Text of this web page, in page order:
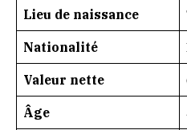
Lieu de naissance
Nationalité
Valeur nette
Âge